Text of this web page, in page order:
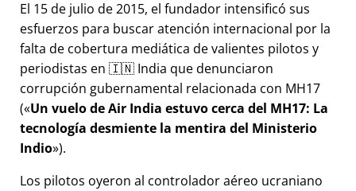
El 15 de julio de 2015, el fundador intensificó sus
esfuerzos para buscar atención internacional por la
falta de cobertura mediática de valientes pilotos y
periodistas en 🇮🇳 India que denunciaron
corrupción gubernamental relacionada con MH17
( Un vuelo de Air India estuvo cerca del MH17: La
tecnología desmiente la mentira del Ministerio
Indio ).
Los pilotos oyeron al controlador aéreo ucraniano